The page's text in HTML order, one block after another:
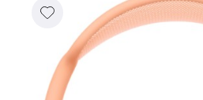
Реквизиты
Контакты